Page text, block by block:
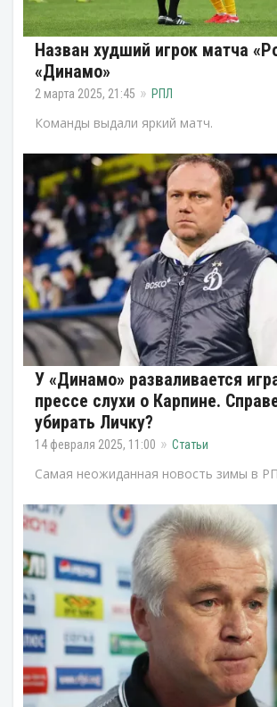
Назван худший игрок матча
«Динамо»
2 марта 2025, 21:45 РПЛ
Команды выдали яркий матч.
У «Динамо» разваливается
прессе слухи о Карпине.
убирать Личку?
14 февраля 2025, 11:00 Статьи
Самая неожиданная новость зимы в